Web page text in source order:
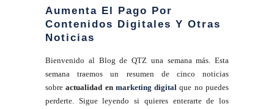
Aumenta El Pago Por
Contenidos Digitales Y Otras
Noticias
Bienvenido al Blog de QTZ una semana más. Esta
semana traemos un resumen de cinco noticias
sobreactualidad en marketing digital que no puedes
perderte. Sigue leyendo si quieres enterarte de los